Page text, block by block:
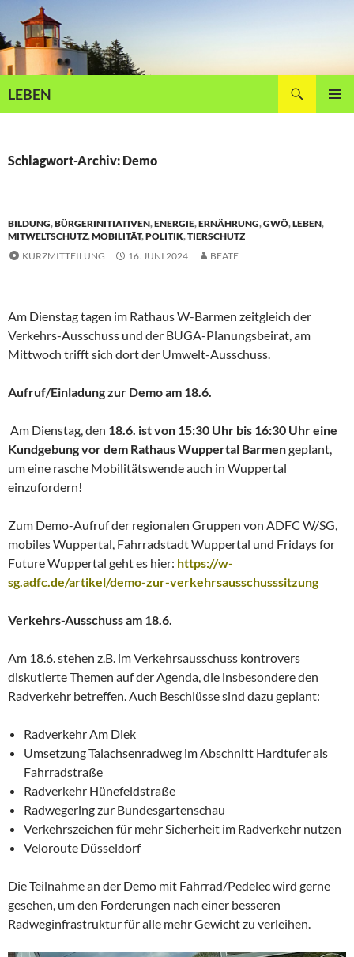
Inhalt
springen
LEBEN
Schlagwort-Archiv: Demo
BILDUNG,BÜRGERINITIATIVEN,ENERGIE,ERNÄHRUNG,GWÖ,LEBEN,
MITWELTSCHUTZ,MOBILITÄT,POLITIK,TIERSCHUTZ
KURZMITTEILUNG
16. JUNI 2024 BEATE
Am Dienstag tagen im Rathaus W-Barmen zeitgleich der
Verkehrs-Ausschuss und der BUGA-Planungsbeirat, am
Mittwoch trifft sich dort der Umwelt-Ausschuss.
Aufruf/Einladung zur Demo am 18.6.
Am Dienstag, den 18.6. ist von 15:30 Uhr bis 16:30 Uhr eine
Kundgebung vor dem Rathaus Wuppertal Barmengeplant,
um eine rasche Mobilitätswende auch in Wuppertal
einzufordern!
Zum Demo-Aufruf der regionalen Gruppen von ADFC W/SG,
mobiles Wuppertal, Fahrradstadt Wuppertal und Fridays for
Future Wuppertal geht es hier: https://w-
sg.adfc.de/artikel/demo-zur-verkehrsausschusssitzung
Verkehrs-Ausschuss am 18.6.
Am 18.6. stehen z.B. im Verkehrsausschuss kontrovers
diskutierte Themen auf der Agenda, die insbesondere den
Radverkehr betreffen. Auch Beschlüsse sind dazu geplant:
Radverkehr Am Diek
Umsetzung Talachsenradweg im Abschnitt Hardtufer als
Fahrradstraße
Radverkehr Hünefeldstraße
Radwegering zur Bundesgartenschau
Verkehrszeichen für mehr Sicherheit im Radverkehr nutzen
Veloroute Düsseldorf
Die Teilnahme an der Demo mit Fahrrad/Pedelec wird gerne
gesehen, um den Forderungen nach einer besseren
Radweginfrastruktur für alle mehr Gewicht zu verleihen.